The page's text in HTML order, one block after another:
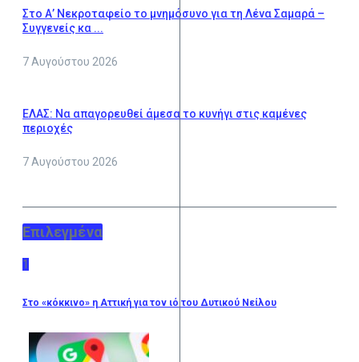
Στο Α’ Νεκροταφείο το μνημόσυνο για τη Λένα Σαμαρά –
Συγγενείς κα ...
7 Αυγούστου 2026
ΕΛΑΣ: Να απαγορευθεί άμεσα το κυνήγι στις καμένες
περιοχές
7 Αυγούστου 2026
Επιλεγμένα
1
Στο «κόκκινο» η Αττική για τον ιό του Δυτικού Νείλου